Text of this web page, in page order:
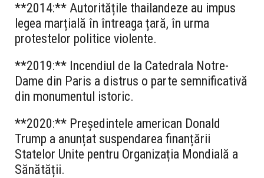
**2014:** Autoritățile thailandeze au impus
legea marțială în întreaga țară, în urma
protestelor politice violente.
**2019:** Incendiul de la Catedrala Notre-
Dame din Paris a distrus o parte semnificativă
din monumentul istoric.
**2020:** Președintele american Donald
Trump a anunțat suspendarea finanțării
Statelor Unite pentru Organizația Mondială a
Sănătății.